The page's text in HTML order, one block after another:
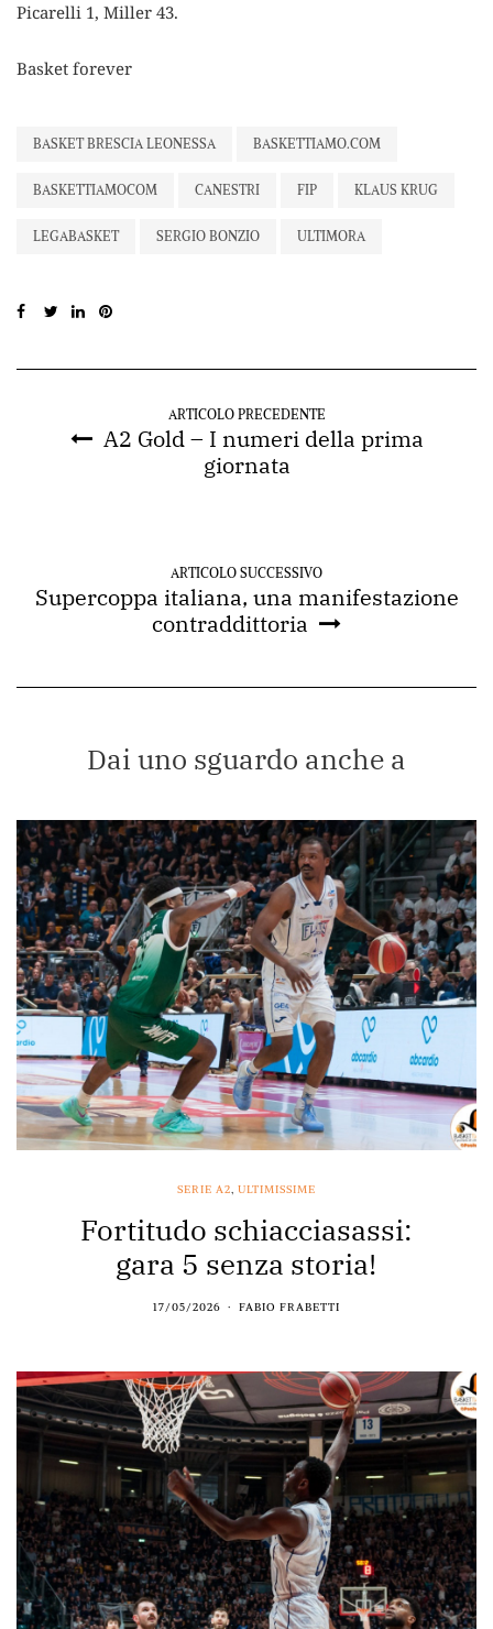
Picarelli 1, Miller 43.
Basket forever
BASKET BRESCIA LEONESSA BASKETTIAMO.COM
BASKETTIAMOCOM CANESTRI FIP KLAUS KRUG
LEGABASKET SERGIO BONZIO ULTIMORA
ARTICOLO PRECEDENTE
A2 Gold – I numeri della prima
giornata
ARTICOLO SUCCESSIVO
Supercoppa italiana, una manifestazione
contraddittoria
Dai uno sguardo anche a
SERIE A2, ULTIMISSIME
Fortitudo schiacciasassi:
gara 5 senza storia!
17/05/2026 FABIO FRABETTI